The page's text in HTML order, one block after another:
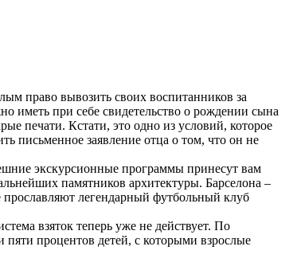
право вывозить своих воспитанников за
иметь при себе свидетельство о рождении сына
печати. Кстати, это одно из условий, которое
письменное заявление отца о том, что он не
экскурсионные программы принесут вам
памятников архитектуры. Барселона –
легендарный футбольный клуб
взяток теперь уже не действует. По
процентов детей, с которыми взрослые